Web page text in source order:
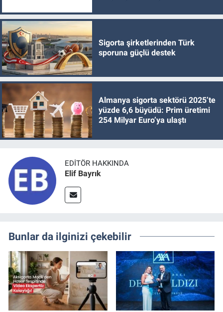
Sigorta şirketlerinden Türk
sporuna güçlü destek
Almanya sigorta sektörü 2025’te
yüzde 6,6 büyüdü: Prim üretimi
254 Milyar Euro’ya ulaştı
EDITÖR HAKKINDA
Elif Bayrık
Bunlar da ilginizi çekebilir